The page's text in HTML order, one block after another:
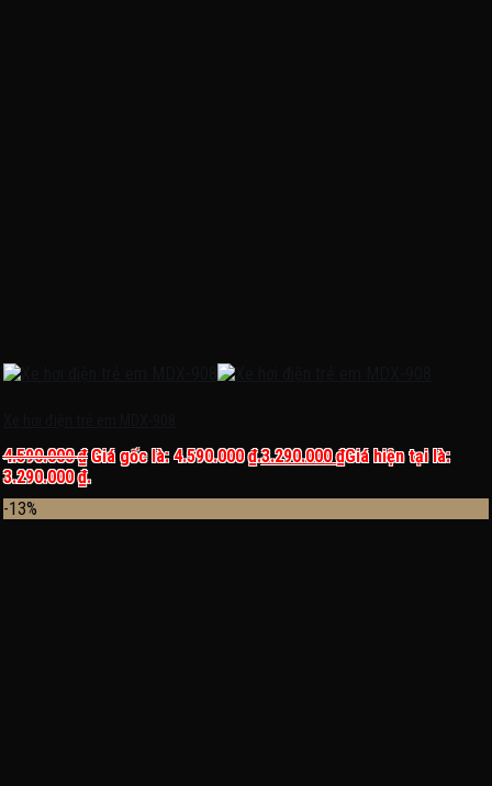
4.590.000₫ Giá gốc là: 4.590.000 ₫.3.290.000₫Giá hiện tại là:
3.290.000 ₫.
-13%